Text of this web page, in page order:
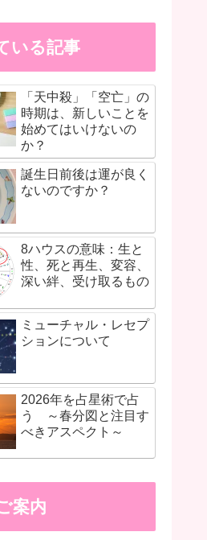
いる記事
「天中殺」「空亡」の
時期は、新しいことを
始めてはいけないの
か？
誕生日前後は運が良く
ないのですか？
8ハウスの意味：生と
性、死と再生、変容、
深い絆、受け取るもの
ミューチャル・レセプ
ションについて
2026年を占星術で占
う ～春分図と注目す
べきアスペクト～
案内